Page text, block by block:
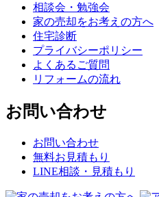
相談会・勉強会
家の売却をお考えの方へ
住宅診断
プライバシーポリシー
よくあるご質問
リフォームの流れ
お問い合わせ
お問い合わせ
無料お見積もり
LINE相談・見積もり